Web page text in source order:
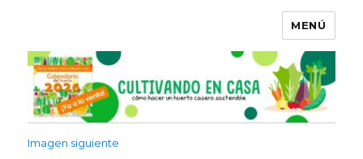
MENÚ
Imagen siguiente